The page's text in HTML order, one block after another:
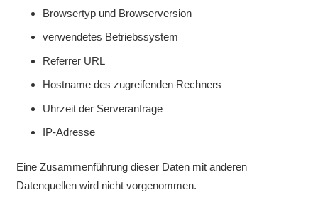
Browsertyp und Browserversion
verwendetes Betriebssystem
Referrer URL
Hostname des zugreifenden Rechners
Uhrzeit der Serveranfrage
IP-Adresse
Eine Zusammenführung dieser Daten mit anderen
Datenquellen wird nicht vorgenommen.